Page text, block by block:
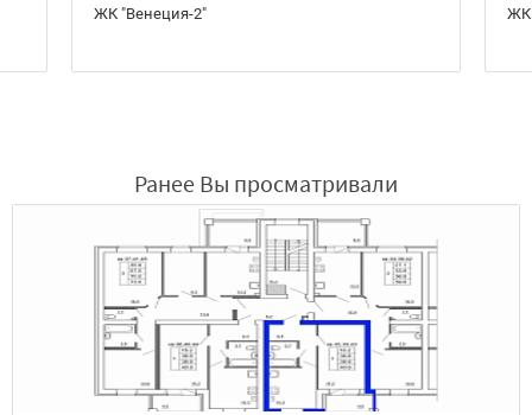
ЖК "Венеция-2" ЖК
Ранее Вы просматривали